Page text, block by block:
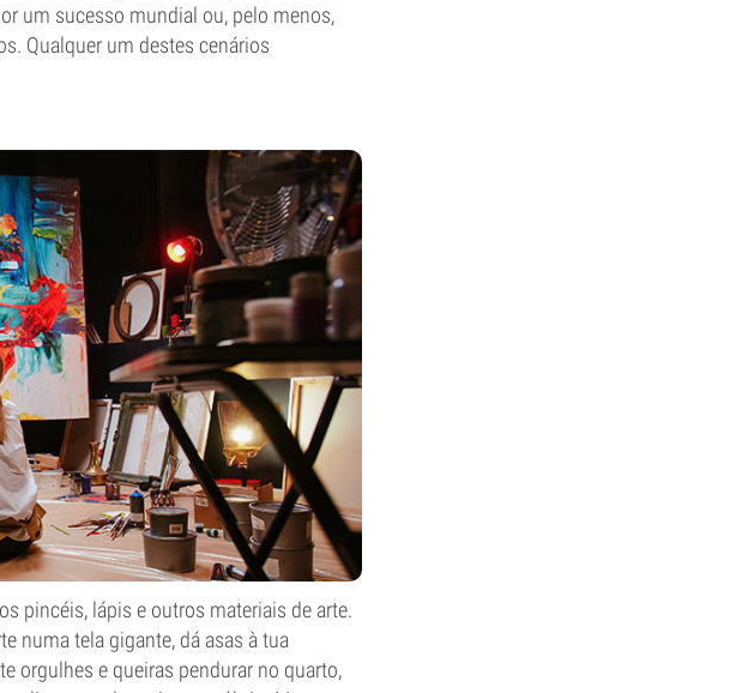
um sucesso mundial ou, pelo menos,
Qualquer um destes cenários
pincéis, lápis e outros materiais de arte.
numa tela gigante, dá asas à tua
orgulhes e queiras pendurar no quarto,